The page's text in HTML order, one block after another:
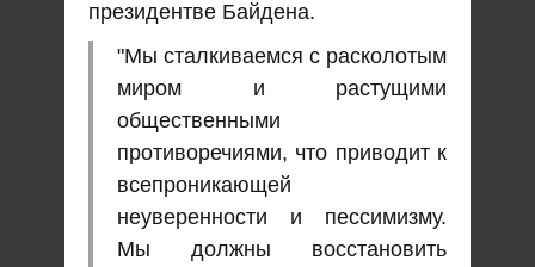
президентве Байдена.
"Мы сталкиваемся с расколотым
миром и растущими
общественными
противоречиями, что приводит к
всепроникающей
неуверенности и пессимизму.
Мы должны восстановить